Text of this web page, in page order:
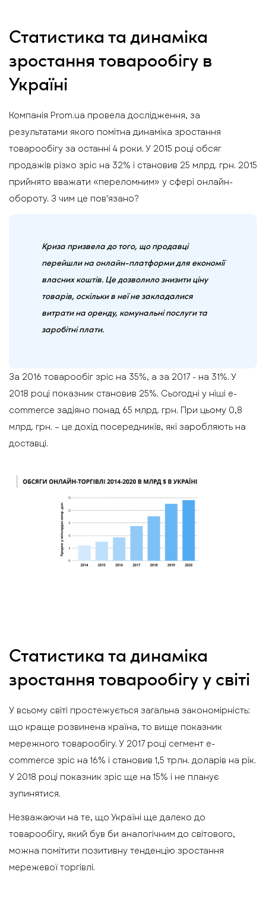
Статистика та динаміка
зростання товарообігу в
Україні
Компанія Prom.ua провела дослідження, за
результатами якого помітна динаміка зростання
товарообігу за останні 4 роки. У 2015 році обсяг
продажів різко зріс на 32% і становив 25 млрд. грн. 2015
прийнято вважати «переломним» у сфері онлайн-
обороту. З чим це пов'язано?
Криза призвела до того, що продавці
перейшли на онлайн-платформи для економії
власних коштів. Це дозволило знизити ціну
товарів, оскільки в неї не закладалися
витрати на оренду, комунальні послуги та
заробітні плати.
За 2016 товарообіг зріс на 35%, а за 2017 - на 31%. У
2018 році показник становив 25%. Сьогодні у ніші e-
commerce задіяно понад 65 млрд. грн. При цьому 0,8
млрд. грн. – це дохід посередників, які заробляють на
доставці.
Статистика та динаміка
зростання товарообігу у світі
У всьому світі простежується загальна закономірність:
що краще розвинена країна, то вище показник
мережного товарообігу. У 2017 році сегмент e-
commerce зріс на 16% і становив 1,5 трлн. доларів на рік.
У 2018 році показник зріс ще на 15% і не планує
зупинятися.
Незважаючи на те, що Україні ще далеко до
товарообігу, який був би аналогічним до світового,
можна помітити позитивну тенденцію зростання
мережевої торгівлі.